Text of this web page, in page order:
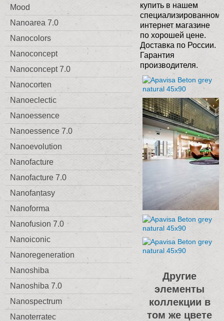
Mood
Nanoarea 7.0
Nanocolors
Nanoconcept
Nanoconcept 7.0
Nanocorten
Nanoeclectic
Nanoessence
Nanoessence 7.0
Nanoevolution
Nanofacture
Nanofacture 7.0
Nanofantasy
Nanoforma
Nanofusion 7.0
Nanoiconic
Nanoregeneration
Nanoshiba
Nanoshiba 7.0
Nanospectrum
Nanoterratec
купить в нашем
специализированном
интернет магазине
по хорошей цене.
Доставка по России.
Гарантия
производителя.
Другие
элементы
коллекции в
том же цвете